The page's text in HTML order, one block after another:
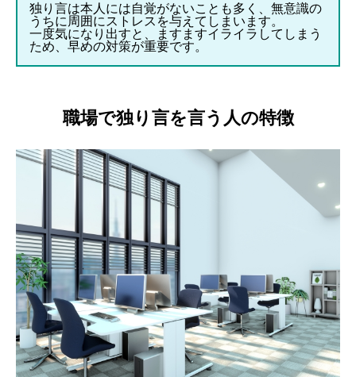
独り言は本人には自覚がないことも多く、無意識の
うちに周囲にストレスを与えてしまいます。
一度気になり出すと、ますますイライラしてしまう
ため、早めの対策が重要です。
職場で独り言を言う人の特徴